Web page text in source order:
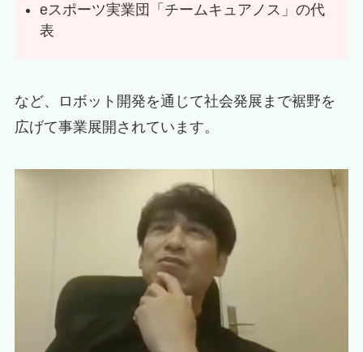
eスポーツ実業団「チームキュアノス」の代
表
など、ロボット開発を通じて社会発展まで裾野を
広げて事業展開されています。